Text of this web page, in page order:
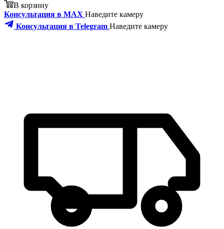
В корзину
Консультация в MAX Наведите камеру
Консультация в Telegram Наведите камеру